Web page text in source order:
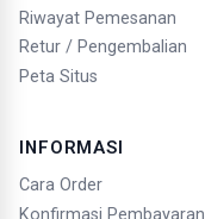
Riwayat Pemesanan
Retur / Pengembalian
Peta Situs
INFORMASI
Cara Order
Konfirmasi Pembayaran